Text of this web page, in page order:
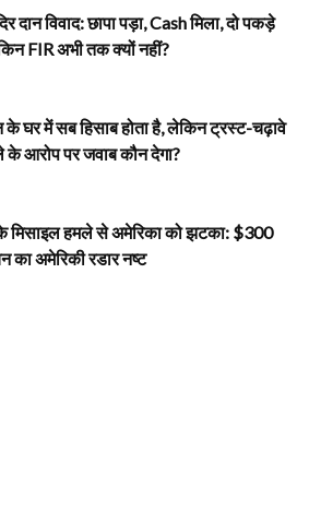
दान विवाद: छापा पड़ा, Cash मिला, दो पकड़े
FIR अभी तक क्यों नहीं?
के घर में सब हिसाब होता है, लेकिन ट्रस्ट-चढ़ावे
के आरोप पर जवाब कौन देगा?
मिसाइल हमले से अमेरिका को झटका: $300
का अमेरिकी रडार नष्ट